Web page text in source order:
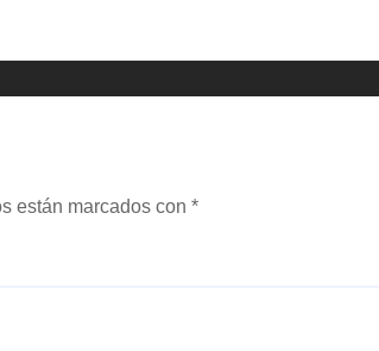
están marcados con *